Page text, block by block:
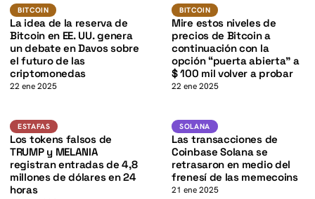
BITCOIN
BITCOIN
La idea de la reserva de
Bitcoin en EE. UU. genera
un debate en Davos sobre
el futuro de las
criptomonedas
22 ene 2025
BITCOIN
BITCOIN
Mire estos niveles de
precios de Bitcoin a
continuación con la
opción “puerta abierta” a
$ 100 mil volver a probar
22 ene 2025
Estafas
K
ESTAFAS
Los tokens falsos de
TRUMP y MELANIA
registran entradas de 4,8
millones de dólares en 24
horas
SOLANA
SOLANA
Las transacciones de
Coinbase Solana se
retrasaron en medio del
frenesí de las memecoins
21 ene 2025